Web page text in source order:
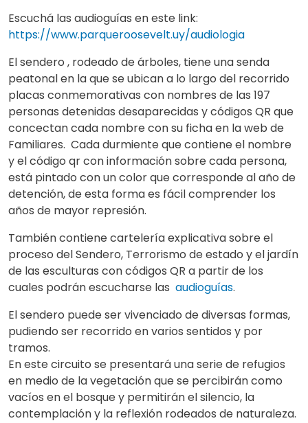
Escuchá las audioguías en este link:
https://www.parqueroosevelt.uy/audiologia
El sendero , rodeado de árboles, tiene una senda
peatonal en la que se ubican a lo largo del recorrido
placas conmemorativas con nombres de las 197
personas detenidas desaparecidas y códigos QR que
concectan cada nombre con su ficha en la web de
Familiares. Cada durmiente que contiene el nombre
y el código qr con información sobre cada persona,
está pintado con un color que corresponde al año de
detención, de esta forma es fácil comprender los
años de mayor represión.
También contiene cartelería explicativa sobre el
proceso del Sendero, Terrorismo de estado y el jardín
de las esculturas con códigos QR a partir de los
cuales podrán escucharse las audioguías.
El sendero puede ser vivenciado de diversas formas,
pudiendo ser recorrido en varios sentidos y por
tramos.
En este circuito se presentará una serie de refugios
en medio de la vegetación que se percibirán como
vacíos en el bosque y permitirán el silencio, la
contemplación y la reflexión rodeados de naturaleza.